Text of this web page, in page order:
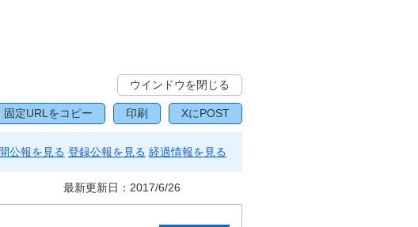
ウインドウを閉じる
固定URLをコピー 印刷 XにPOST
公報を見る 登録公報を見る 経過情報を見る
最新更新日： 2017/6/26